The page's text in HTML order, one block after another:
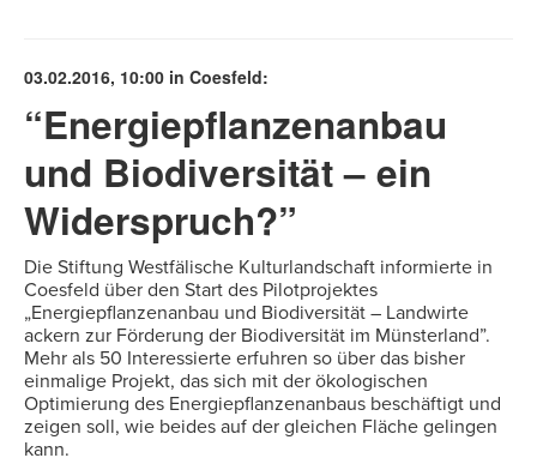
03.02.2016, 10:00 in Coesfeld:
“Energiepflanzenanbau
und Biodiversität – ein
Widerspruch?”
Die Stiftung Westfälische Kulturlandschaft informierte in
Coesfeld über den Start des Pilotprojektes
„Energiepflanzenanbau und Biodiversität – Landwirte
ackern zur Förderung der Biodiversität im Münsterland”.
Mehr als 50 Interessierte erfuhren so über das bisher
einmalige Projekt, das sich mit der ökologischen
Optimierung des Energiepflanzenanbaus beschäftigt und
zeigen soll, wie beides auf der gleichen Fläche gelingen
kann.